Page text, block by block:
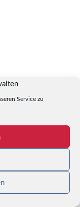
Service zu